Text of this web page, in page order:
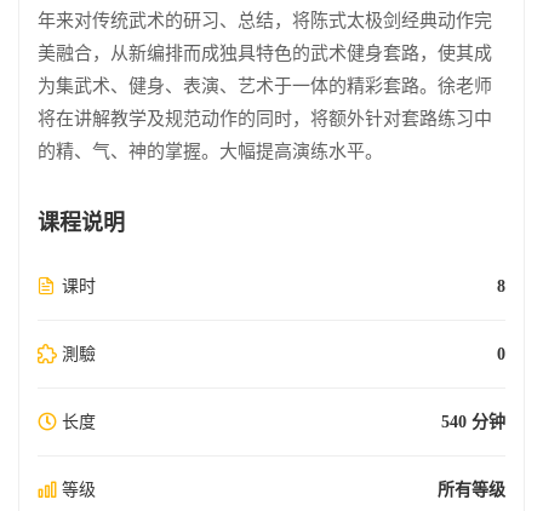
年来对传统武术的研习、总结，将陈式太极剑经典动作完
美融合，从新编排而成独具特色的武术健身套路，使其成
为集武术、健身、表演、艺术于一体的精彩套路。徐老师
将在讲解教学及规范动作的同时，将额外针对套路练习中
的精、气、神的掌握。大幅提高演练水平。
课程说明
课时 8
測驗 0
长度 540 分钟
等级 所有等级